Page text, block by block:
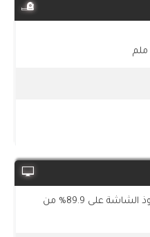
6.62 بوصة، تستحوذ الشاشة على 89.9% من